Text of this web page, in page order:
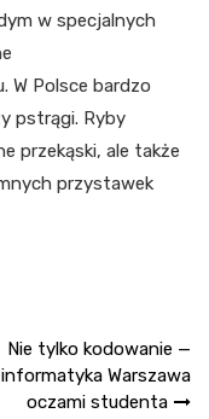
w specjalnych
W Polsce bardzo
pstrągi. Ryby
przekąski, ale także
przystawek
Nie tylko kodowanie —
informatyka Warszawa
oczami studenta